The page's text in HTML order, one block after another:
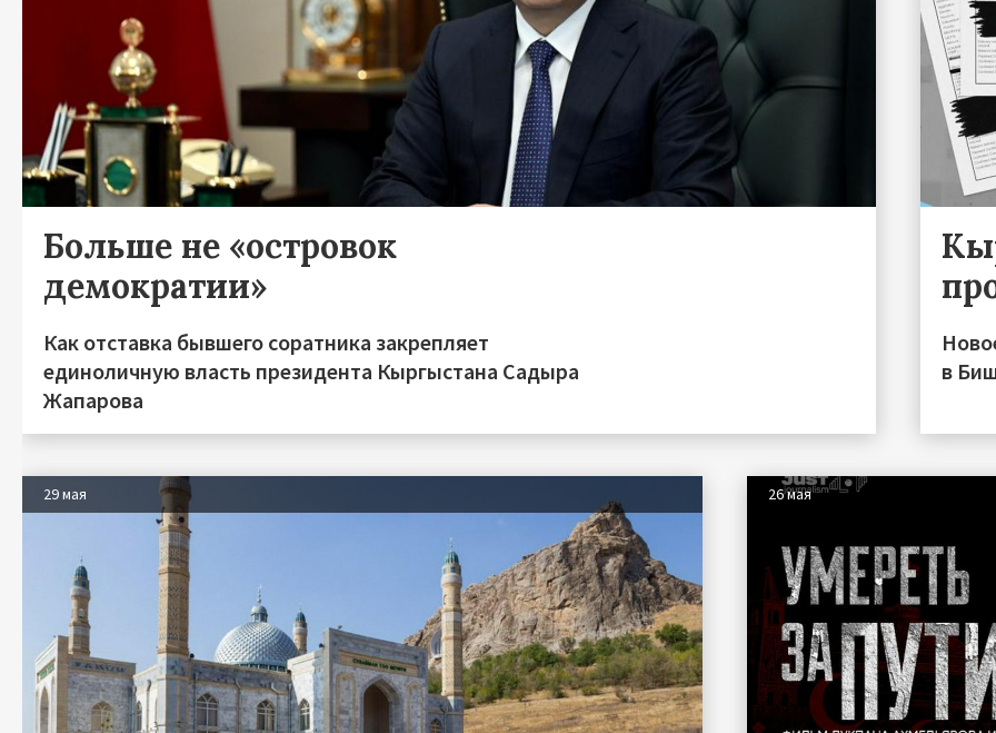
Больше не «островок
демократии»
Как отставка бывшего соратника закрепляет
единоличную власть президента Кыргыстана Садыра
Жапарова
в
29 мая 26 мая